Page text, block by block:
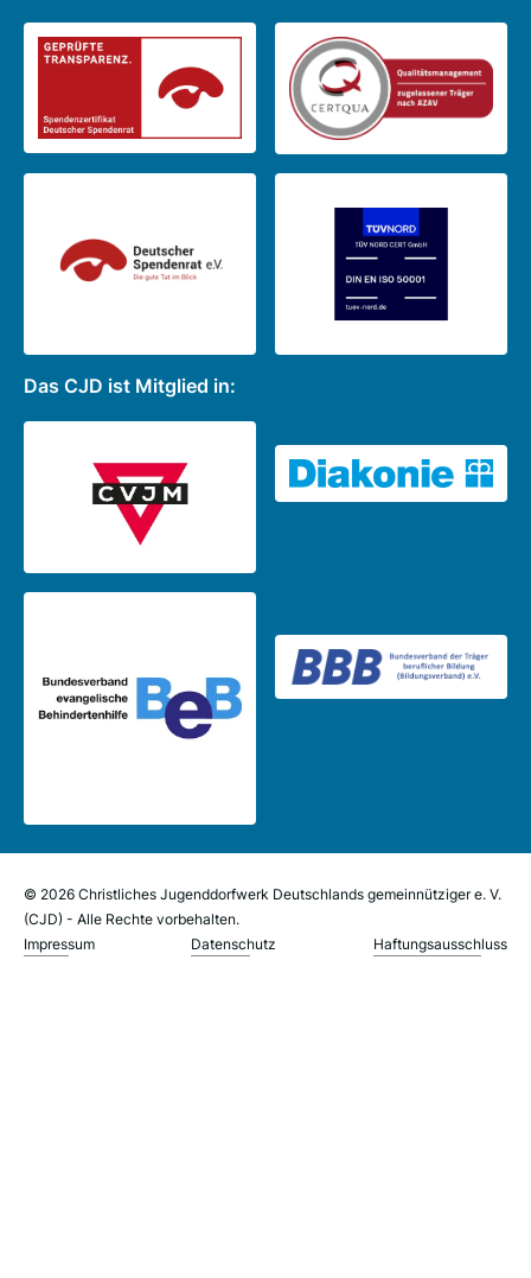
Das CJD ist Mitglied in:
© 2026 Christliches Jugenddorfwerk Deutschlands gemeinnütziger e. V.
(CJD) - Alle Rechte vorbehalten.
Impressum
Datenschutz Haftungsausschluss